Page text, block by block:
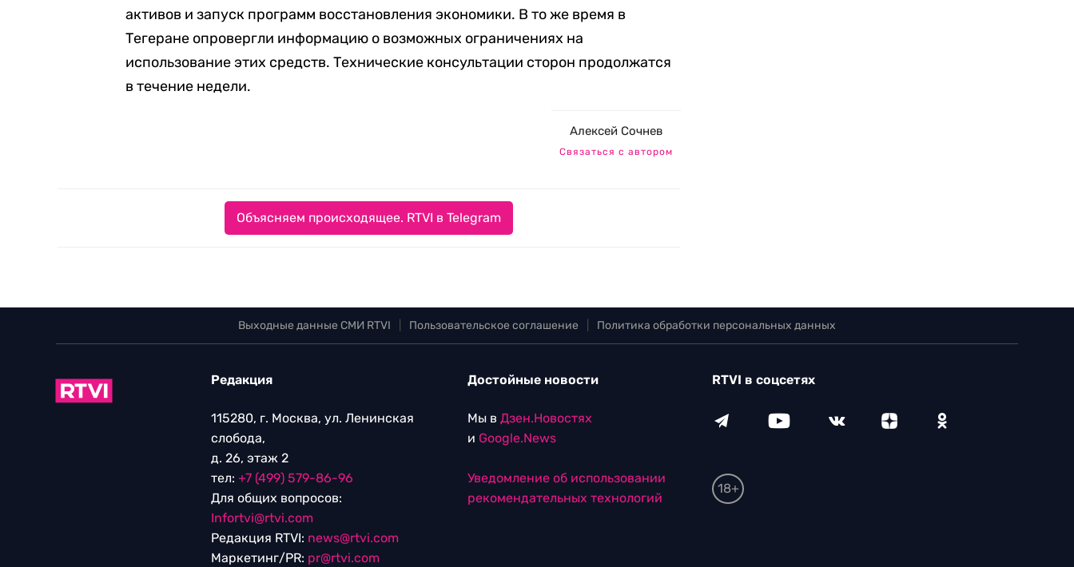
активов и запуск программ восстановления экономики. В то же время в
Тегеране опровергли информацию о возможных ограничениях на
использование этих средств. Технические консультации сторон продолжатся
в течение недели.
Алексей Сочнев
Связаться с автором
Объясняем происходящее. RTVI в Telegram
Выходные данные СМИ RTVI Пользовательское соглашение Политика обработки персональных данных
Редакция
115280, г. Москва, ул. Ленинская
слобода,
д. 26, этаж 2
тел: +7 (499) 579-86-96
Для общих вопросов:
Infortvi@rtvi.com
Редакция RTVI: news@rtvi.com
Маркетинг/PR: pr@rtvi.com
Достойные новости
Мы в Дзен.Новостях
и Google.News
Уведомление об использовании
рекомендательных технологий
RTVI в соцсетях
18+